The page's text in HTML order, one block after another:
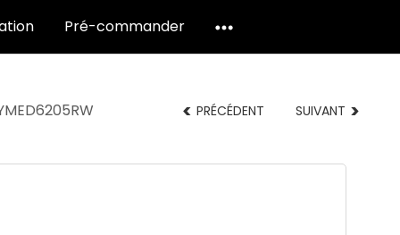
Pré-commander
PRÉCÉDENT SUIVANT